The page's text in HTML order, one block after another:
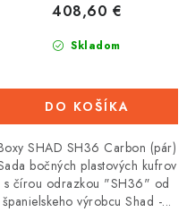
rôznych značiek
Skladom
408,60 €
DO KOŠÍKA
SHAD SH36 Carbon (pár)
bočných plastových kufrov
s čírou odrazkou "SH36" od
španielskeho výrobcu Shad -...